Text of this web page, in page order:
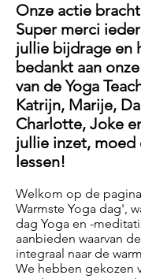
Onze actie
Super merci
jullie bijdrage en
bedankt aan
van de Yoga
Katrijn, Marije,
Charlotte, Joke
jullie inzet, moed
lessen!
Welkom op de
Warmste Yoga dag',
dag Yoga en -
aanbieden waarvan
integraal naar de
We hebben gekozen